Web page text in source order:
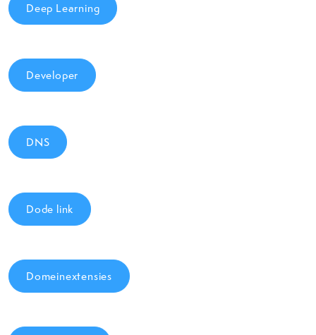
Deep Learning
Developer
DNS
Dode link
Domeinextensies